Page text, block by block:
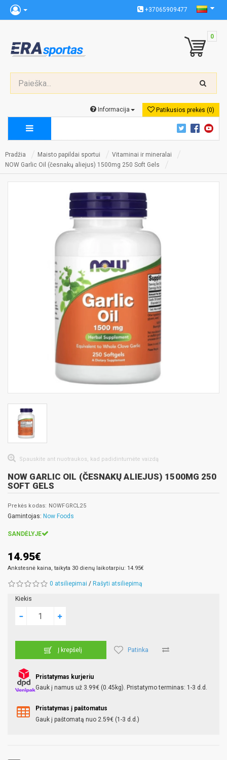
+37065909477
0
Patikusios prekės (0)
Informacija
Pradžia Maisto papildai sportui
Vitaminai ir mineralai
NOW Garlic Oil (česnakų aliejus) 1500mg 250 Soft Gels
Spauskite ant nuotraukos, kad padidintumėte vaizdą
NOW GARLIC OIL (ČESNAKŲ ALIEJUS) 1500MG 250
SOFT GELS
Prekės kodas: NOWFGRCL25
Gamintojas: Now Foods
SANDĖLYJE
14.95€
Ankstesnė kaina, taikyta 30 dienų laikotarpiu: 14.95€
0 atsiliepimai / Rašyti atsiliepimą
Kiekis
Į krepšelį Patinka
Pristatymas kurjeriu
Gauk į namus už 3.99€ (0.45kg). Pristatymo terminas: 1-3 d.d.
Pristatymas į paštomatus
Gauk į paštomatą nuo 2.59€ (1-3 d.d.)